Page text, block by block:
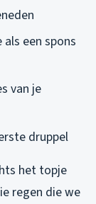
een spons
van je
druppel
het topje
regen die we